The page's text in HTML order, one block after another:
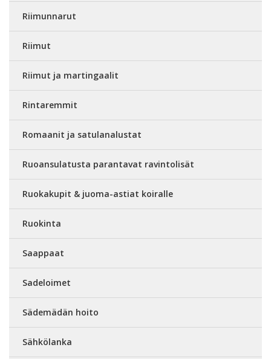
Riimunnarut
Riimut
Riimut ja martingaalit
Rintaremmit
Romaanit ja satulanalustat
Ruoansulatusta parantavat ravintolisät
Ruokakupit & juoma-astiat koiralle
Ruokinta
Saappaat
Sadeloimet
Sädemädän hoito
Sähkölanka